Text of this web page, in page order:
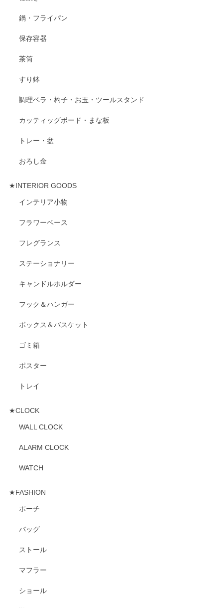
鍋・フライパン
保存容器
茶筒
すり鉢
調理ベラ・杓子・お玉・ツールスタンド
カッティッグボード・まな板
トレー・盆
おろし金
★INTERIOR GOODS
インテリア小物
フラワーベース
フレグランス
ステーショナリー
キャンドルホルダー
フック＆ハンガー
ボックス＆バスケット
ゴミ箱
ポスター
トレイ
★CLOCK
WALL CLOCK
ALARM CLOCK
WATCH
★FASHION
ポーチ
バッグ
ストール
マフラー
ショール